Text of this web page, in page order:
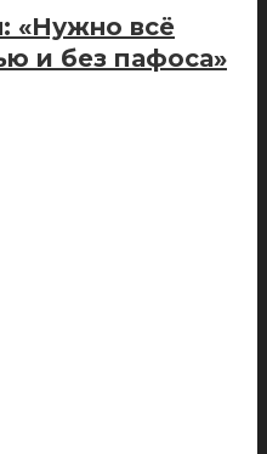
«Нужно всё
и без пафоса»